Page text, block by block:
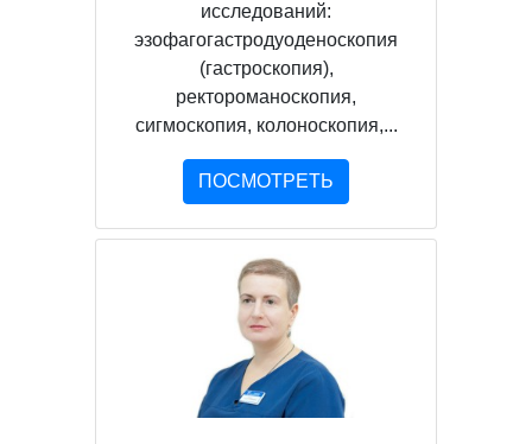
исследований:
эзофагогастродуоденоскопия
(гастроскопия),
ректороманоскопия,
сигмоскопия, колоноскопия,...
ПОСМОТРЕТЬ